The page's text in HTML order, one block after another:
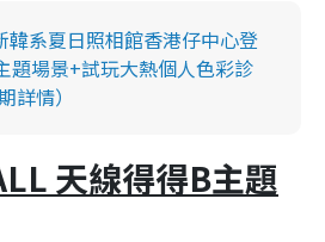
韓系夏日照相館香港仔中心登
題場景+試玩大熱個人色彩診
詳情）
天線得得B主題